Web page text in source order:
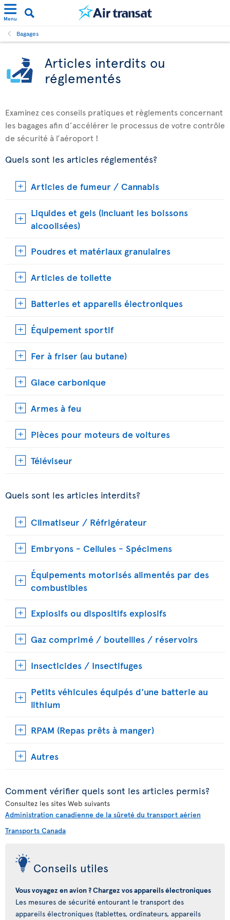
Menu
Bagages
Articles interdits ou
réglementés
Examinez ces conseils pratiques et règlements concernant
les bagages afin d’accélérer le processus de votre contrôle
de sécurité à l’aéroport !
Quels sont les articles réglementés?
Articles de fumeur / Cannabis
Liquides et gels (incluant les boissons
alcoolisées)
Poudres et matériaux granulaires
Articles de toilette
Batteries et appareils électroniques
Équipement sportif
Fer à friser (au butane)
Glace carbonique
Armes à feu
Pièces pour moteurs de voitures
Téléviseur
Quels sont les articles interdits?
Climatiseur / Réfrigérateur
Embryons - Cellules - Spécimens
Équipements motorisés alimentés par des
combustibles
Explosifs ou dispositifs explosifs
Gaz comprimé / bouteilles / réservoirs
Insecticides / Insectifuges
Petits véhicules équipés d'une batterie au
lithium
RPAM (Repas prêts à manger)
Autres
Comment vérifier quels sont les articles permis?
Consultez les sites Web suivants
Administration canadienne de la sûreté du transport aérien
Transports Canada
Conseils utiles
Vous voyagez en avion ? Chargez vos appareils électroniques
Les mesures de sécurité entourant le transport des
appareils électroniques (tablettes, ordinateurs, appareils